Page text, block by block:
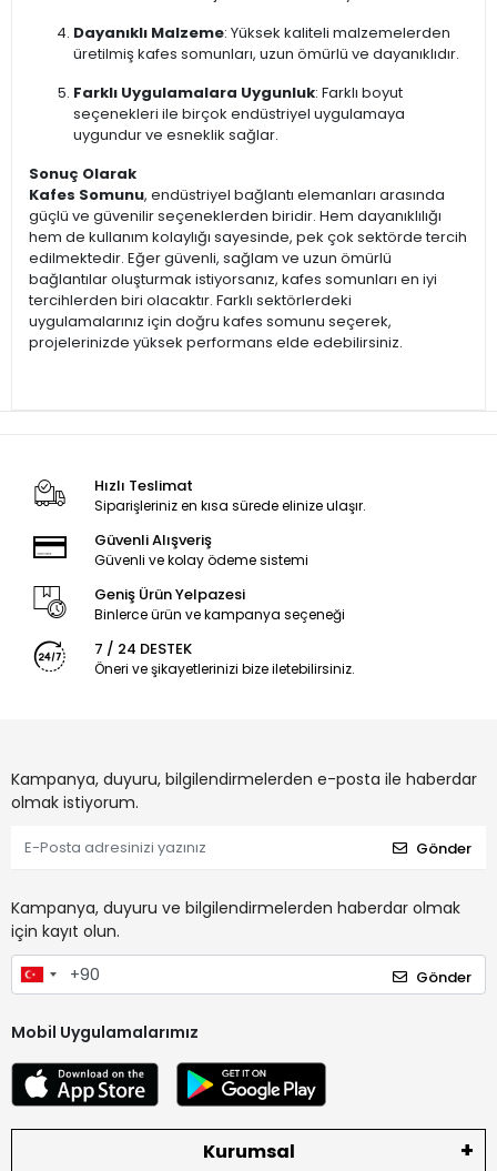
Dayanıklı Malzeme: Yüksek kaliteli malzemelerden
üretilmiş kafes somunları, uzun ömürlü ve dayanıklıdır.
Farklı Uygulamalara Uygunluk: Farklı boyut
seçenekleri ile birçok endüstriyel uygulamaya
uygundur ve esneklik sağlar.
Sonuç Olarak
Kafes Somunu, endüstriyel bağlantı elemanları arasında
güçlü ve güvenilir seçeneklerden biridir. Hem dayanıklılığı
hem de kullanım kolaylığı sayesinde, pek çok sektörde tercih
edilmektedir. Eğer güvenli, sağlam ve uzun ömürlü
bağlantılar oluşturmak istiyorsanız, kafes somunları en iyi
tercihlerden biri olacaktır. Farklı sektörlerdeki
uygulamalarınız için doğru kafes somunu seçerek,
projelerinizde yüksek performans elde edebilirsiniz.
Hızlı Teslimat
Siparişleriniz en kısa sürede elinize ulaşır.
Güvenli Alışveriş
Güvenli ve kolay ödeme sistemi
Geniş Ürün Yelpazesi
Binlerce ürün ve kampanya seçeneği
7 / 24 DESTEK
Öneri ve şikayetlerinizi bize iletebilirsiniz.
Kampanya, duyuru, bilgilendirmelerden e-posta ile haberdar
olmak istiyorum.
Gönder
Kampanya, duyuru ve bilgilendirmelerden haberdar olmak
için kayıt olun.
Gönder
Mobil Uygulamalarımız
Kurumsal